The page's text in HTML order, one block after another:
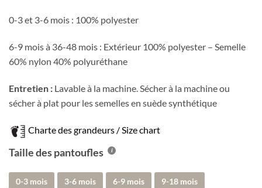
0-3 et 3-6 mois : 100% polyester
6-9 mois à 36-48 mois : Extérieur 100% polyester – Semelle
60% nylon 40% polyuréthane
Entretien : Lavable à la machine. Sécher à la machine ou
sécher à plat pour les semelles en suède synthétique
Charte des grandeurs / Size chart
Taille des pantoufles
0-3 mois 3-6 mois 6-9 mois 9-18 mois